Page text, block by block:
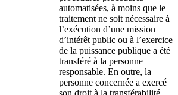
automatisées, à moins que le
traitement ne soit nécessaire à
l’exécution d’une mission
d’intérêt public ou à l’exercice
de la puissance publique a été
transféré à la personne
responsable. En outre, la
personne concernée a exercé
son droit à la transférabilité